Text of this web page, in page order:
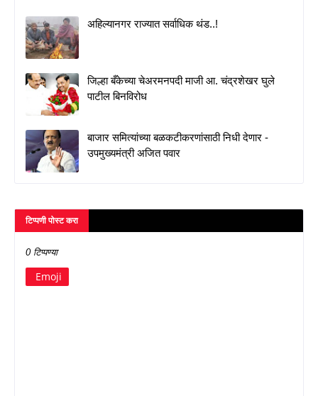
अहिल्यानगर राज्यात सर्वाधिक थंड..!
जिल्हा बँकेच्या चेअरमनपदी माजी आ. चंद्रशेखर घुले
पाटील बिनविरोध
बाजार समित्यांच्या बळकटीकरणांसाठी निधी देणार -
उपमुख्यमंत्री अजित पवार
टिप्पणी पोस्ट करा
0 टिप्पण्या
Emoji